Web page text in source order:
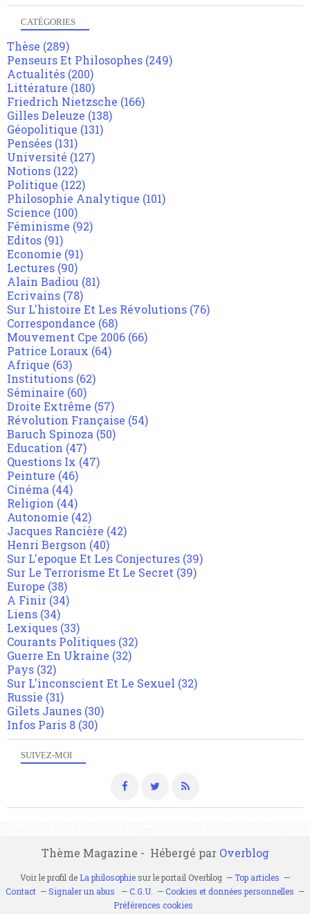
SUIVEZ-MOI
CATÉGORIES
Thèse (289)
Penseurs Et Philosophes (249)
Actualités (200)
Littérature (180)
Friedrich Nietzsche (166)
Gilles Deleuze (138)
Géopolitique (131)
Pensées (131)
Université (127)
Notions (122)
Politique (122)
Philosophie Analytique (101)
Science (100)
Féminisme (92)
Editos (91)
Economie (91)
Lectures (90)
Alain Badiou (81)
Ecrivains (78)
Sur L'histoire Et Les Révolutions (76)
Correspondance (68)
Mouvement Cpe 2006 (66)
Patrice Loraux (64)
Afrique (63)
Institutions (62)
Séminaire (60)
Droite Extrême (57)
Révolution Française (54)
Baruch Spinoza (50)
Education (47)
Questions Ix (47)
Peinture (46)
Cinéma (44)
Religion (44)
Autonomie (42)
Jacques Rancière (42)
Henri Bergson (40)
Sur L'epoque Et Les Conjectures (39)
Sur Le Terrorisme Et Le Secret (39)
Europe (38)
A Finir (34)
Liens (34)
Lexiques (33)
Courants Politiques (32)
Guerre En Ukraine (32)
Pays (32)
Sur L'inconscient Et Le Sexuel (32)
Russie (31)
Gilets Jaunes (30)
Infos Paris 8 (30)
Thème Magazine - Hébergé par Overblog
Voir le profil de La philosophiesur le portail Overblog
Top articles
Contact
Signaler un abus C.G.U.
Cookies et données personnelles
Préférences cookies